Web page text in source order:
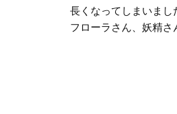
長くなってしまいま
フローラさん、妖精さ